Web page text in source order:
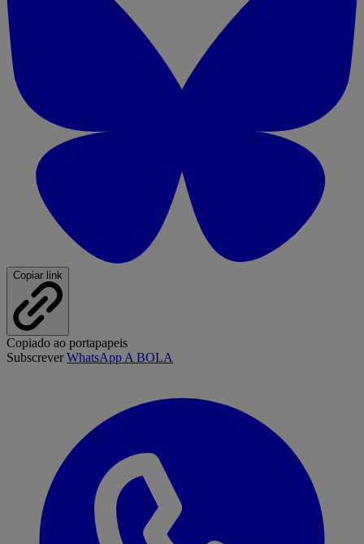
Copiar link
Copiado ao portapapeis
SubscreverWhatsApp A BOLA